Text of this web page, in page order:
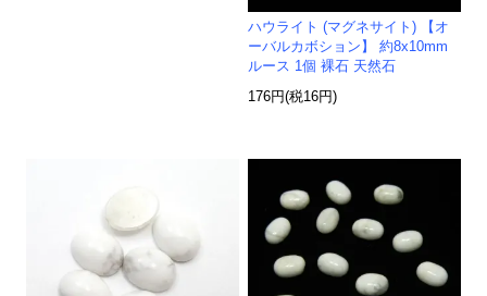
ハウライト (マグネサイト) 【オ
ーバルカボション】 約8x10mm
ルース 1個 裸石 天然石
176円(税16円)